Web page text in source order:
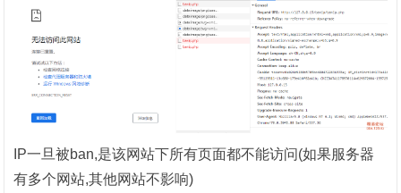
IP一旦被ban,是该网站下所有页面都不能访问(如果服务器
有多个网站,其他网站不影响)